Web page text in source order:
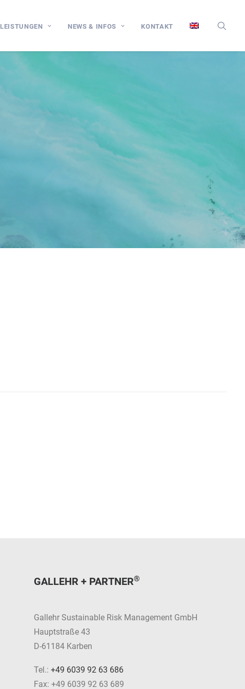
LEISTUNGEN NEWS & INFOS KONTAKT
GALLEHR + PARTNER®
Gallehr Sustainable Risk Management GmbH
Hauptstraße 43
D-61184 Karben
Tel.: +49 6039 92 63 686
Fax: +49 6039 92 63 689